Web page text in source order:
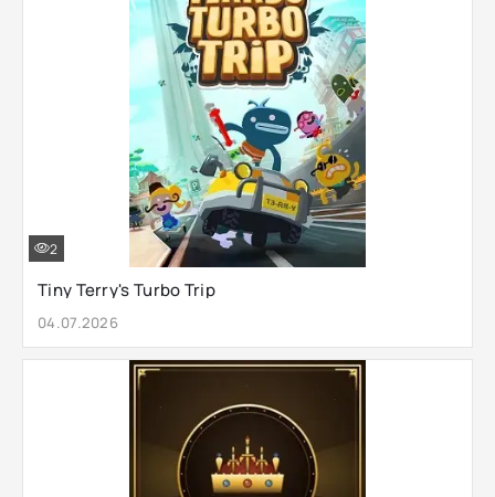
Tiny Terry's Turbo Trip
04.07.2026
2